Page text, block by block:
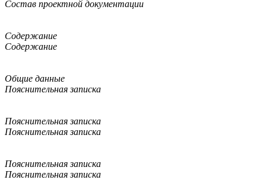
Состав проектной документации
Содержание
Содержание
Общие данные
Пояснительная записка
Пояснительная записка
Пояснительная записка
Пояснительная записка
Пояснительная записка